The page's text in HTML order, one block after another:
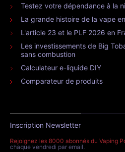
Testez votre dépendance à la
La grande histoire de la vape
L'article 23 et le PLF 2026 en
Les investissements de Big
sans combustion
Calculateur e-liquide DIY
Comparateur de produits
Inscription Newsletter
Rejoignez les 8000 abonnés du Vaping
chaque vendredi par email.